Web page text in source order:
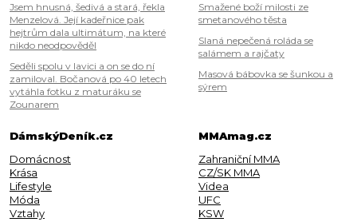
Jsem hnusná, šedivá a stará, řekla
Menzelová. Její kadeřnice pak
hejtrům dala ultimátum, na které
nikdo neodpověděl
Seděli spolu v lavici a on se do ní
zamiloval. Bočanová po 40 letech
vytáhla fotku z maturáku se
Zounarem
Smažené boží milosti ze
smetanového těsta
Slaná nepečená roláda se
salámem a rajčaty
Masová bábovka se šunkou a
sýrem
DámskýDeník.cz
Domácnost
Krása
Lifestyle
Móda
Vztahy
MMAmag.cz
Zahraniční MMA
CZ/SK MMA
Videa
UFC
KSW